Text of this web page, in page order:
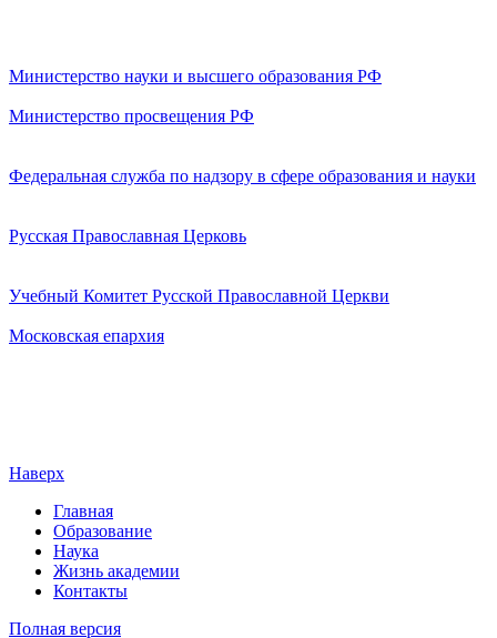
Министерство науки и высшего образования РФ
Министерство просвещения РФ
Федеральная служба по надзору в сфере образования и науки
Русская Православная Церковь
Учебный Комитет Русской Православной Церкви
Московская епархия
Наверх
Главная
Образование
Наука
Жизнь академии
Контакты
Полная версия